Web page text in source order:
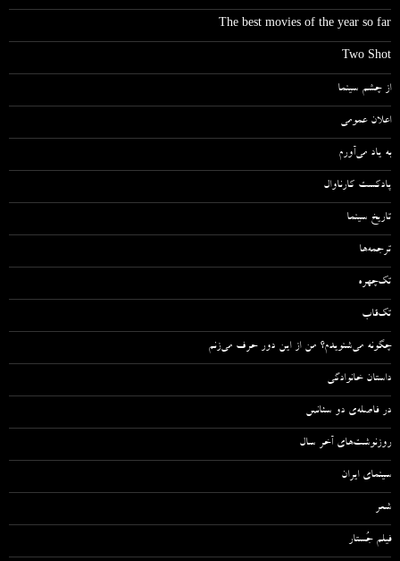
The best movies of the year so far
Two Shot
از چشم سینما
اعلان عمومی
به یاد می‌آورم
پادکست کارناوال
تاریخ سینما
ترجمه‌ها
تک‌چهره
تک‌قاب
چگونه می‌شنویدم؟ من از این دور حرف می‌زنم
داستان خانوادگی
در فاصله‌ی دو سئانس
روزنوشت‌های آخر سال
سینمای ایران
شعر
فیلم جُستار